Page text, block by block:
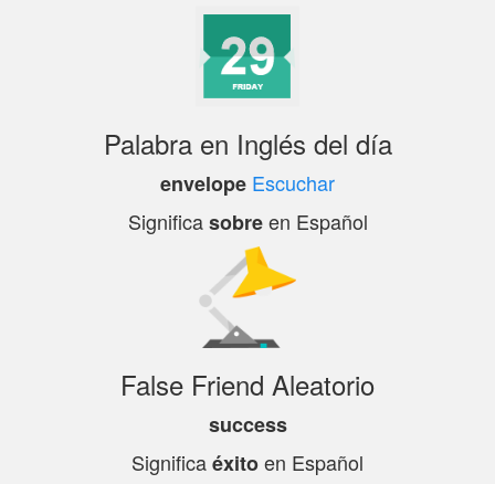
Palabra en Inglés del día
envelope Escuchar
Significasobreen Español
False Friend Aleatorio
success
Significaéxitoen Español